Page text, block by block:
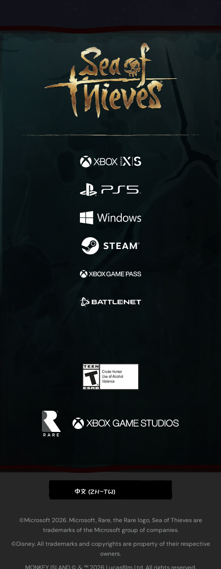
中文 (ZH-TW)
©Microsoft 2026. Microsoft, Rare, the Rare logo, Sea of Thieves are
trademarks of the Microsoft group of companies.
©Disney. All trademarks and copyrights are property of their respective
owners.